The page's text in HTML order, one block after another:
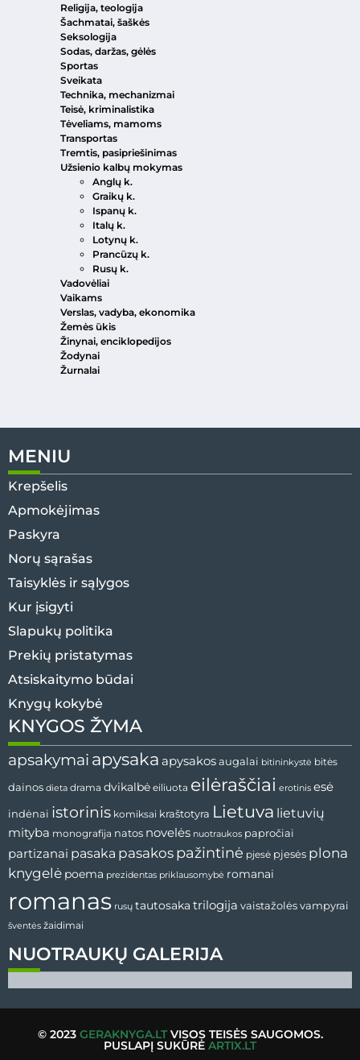
Religija, teologija
Šachmatai, šaškės
Seksologija
Sodas, daržas, gėlės
Sportas
Sveikata
Technika, mechanizmai
Teisė, kriminalistika
Tėveliams, mamoms
Transportas
Tremtis, pasipriešinimas
Užsienio kalbų mokymas
Anglų k.
Graikų k.
Ispanų k.
Italų k.
Lotynų k.
Prancūzų k.
Rusų k.
Vadovėliai
Vaikams
Verslas, vadyba, ekonomika
Žemės ūkis
Žinynai, enciklopedijos
Žodynai
Žurnalai
MENIU
Krepšelis
Apmokėjimas
Paskyra
Norų sąrašas
Taisyklės ir sąlygos
Kur įsigyti
Slapukų politika
Prekių pristatymas
Atsiskaitymo būdai
Knygų kokybė
NUOTRAUKŲ GALERIJA
KNYGOS ŽYMA
apsakymai apysaka apysakos augalai bitininkystė bitės
dainos dieta drama dvikalbė eiliuota eilėraščiai erotinis esė
indėnai istorinis komiksai kraštotyra Lietuva lietuvių
mityba monografija natos novelės nuotraukos papročiai
partizanai pasaka pasakos pažintinė pjesė pjesės plona
knygelė poema prezidentas priklausomybė romanai
romanas rusų tautosaka trilogija vaistažolėsvampyrai
šventės žaidimai
© 2023 GERAKNYGA.LTVISOS TEISĖS SAUGOMOS.
PUSLAPĮ SUKŪRĖ ARTIX.LT